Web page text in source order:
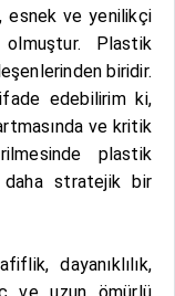
esnek ve yenilikçi
Plastik
biridir.
edebilirim ki,
ve kritik
plastik
daha stratejik bir
dayanıklılık,
ve uzun ömürlü